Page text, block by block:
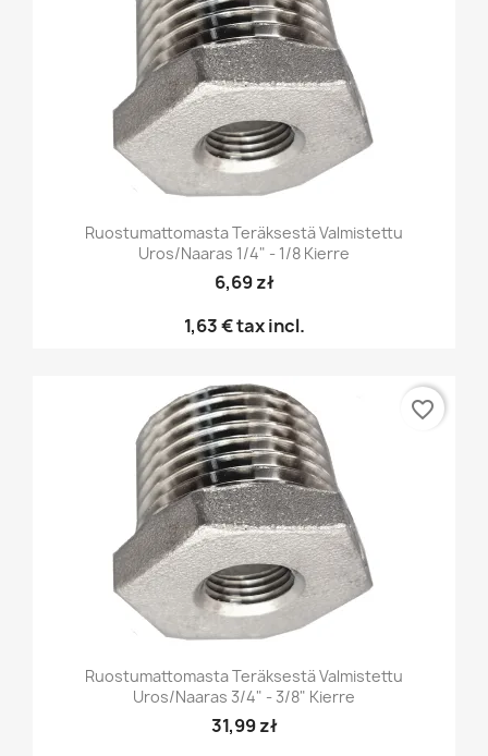
Ruostumattomasta Teräksestä Valmistettu
Uros/naaras 1/4" - 1/8 Kierre
6,69 zł
1,63 €tax incl.
Ruostumattomasta Teräksestä Valmistettu
Uros/naaras 3/4" - 3/8" Kierre
31,99 zł
favorite_border